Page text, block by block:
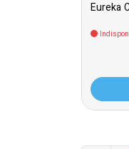
Eureka